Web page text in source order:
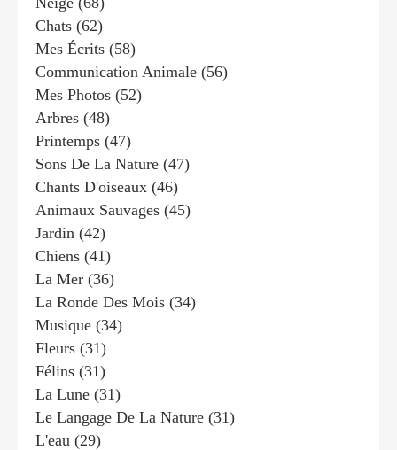
Chats (62)
Mes Écrits (58)
Communication Animale (56)
Mes Photos (52)
Arbres (48)
Printemps (47)
Sons De La Nature (47)
Chants D'oiseaux (46)
Animaux Sauvages (45)
Jardin (42)
Chiens (41)
La Mer (36)
La Ronde Des Mois (34)
Musique (34)
Fleurs (31)
Félins (31)
La Lune (31)
Le Langage De La Nature (31)
L'eau (29)